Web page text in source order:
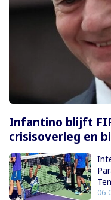
Infantino blijft
crisisoverleg en
06-